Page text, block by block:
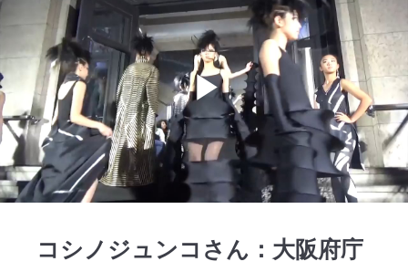
Play
コシノジュンコさん：大阪府庁